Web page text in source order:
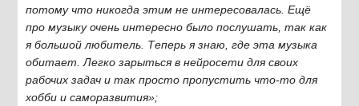
потому что никогда этим не интересовалась. Ещё
про музыку очень интересно было послушать, так как
я большой любитель. Теперь я знаю, где эта музыка
обитает. Легко зарыться в нейросети для своих
рабочих задач и так просто пропустить что-то для
хобби и саморазвития»;